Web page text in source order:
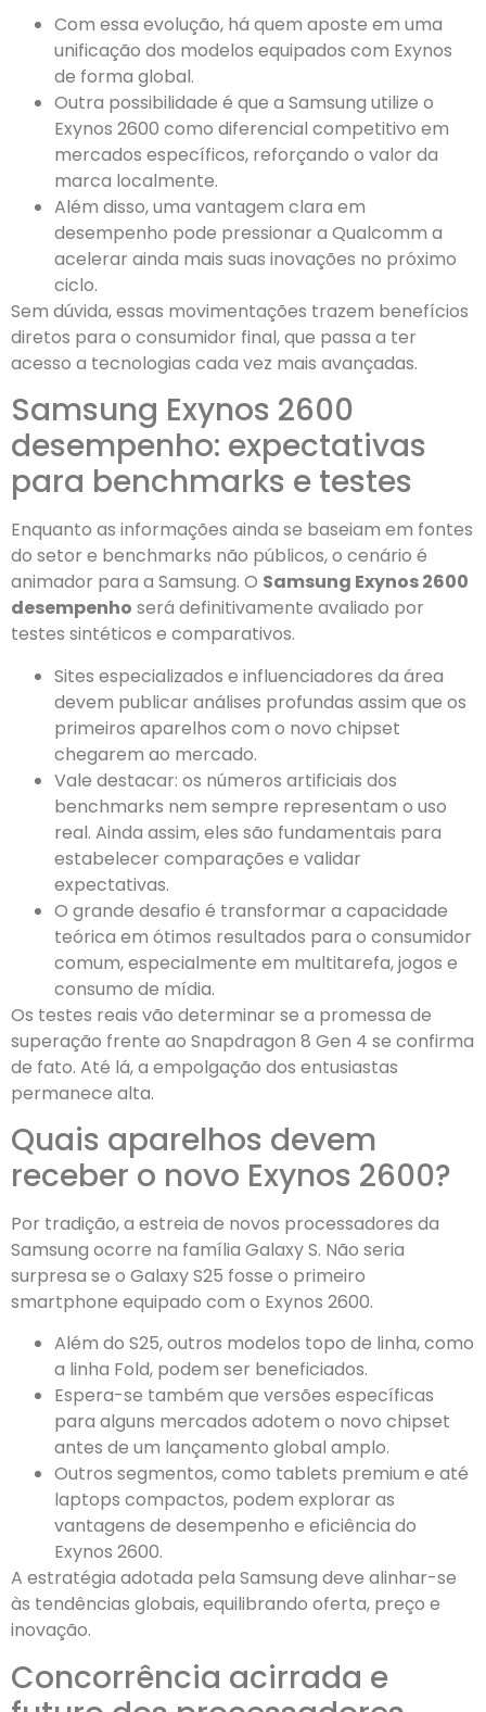
Com essa evolução, há quem aposte em uma
unificação dos modelos equipados com Exynos
de forma global.
Outra possibilidade é que a Samsung utilize o
Exynos 2600 como diferencial competitivo em
mercados específicos, reforçando o valor da
marca localmente.
Além disso, uma vantagem clara em
desempenho pode pressionar a Qualcomm a
acelerar ainda mais suas inovações no próximo
ciclo.
Sem dúvida, essas movimentações trazem benefícios
diretos para o consumidor final, que passa a ter
acesso a tecnologias cada vez mais avançadas.
Samsung Exynos 2600
desempenho: expectativas
para benchmarks e testes
Enquanto as informações ainda se baseiam em fontes
do setor e benchmarks não públicos, o cenário é
animador para a Samsung. O Samsung Exynos 2600
desempenho será definitivamente avaliado por
testes sintéticos e comparativos.
Sites especializados e influenciadores da área
devem publicar análises profundas assim que os
primeiros aparelhos com o novo chipset
chegarem ao mercado.
Vale destacar: os números artificiais dos
benchmarks nem sempre representam o uso
real. Ainda assim, eles são fundamentais para
estabelecer comparações e validar
expectativas.
O grande desafio é transformar a capacidade
teórica em ótimos resultados para o consumidor
comum, especialmente em multitarefa, jogos e
consumo de mídia.
Os testes reais vão determinar se a promessa de
superação frente ao Snapdragon 8 Gen 4 se confirma
de fato. Até lá, a empolgação dos entusiastas
permanece alta.
Quais aparelhos devem
receber o novo Exynos 2600?
Por tradição, a estreia de novos processadores da
Samsung ocorre na família Galaxy S. Não seria
surpresa se o Galaxy S25 fosse o primeiro
smartphone equipado com o Exynos 2600.
Além do S25, outros modelos topo de linha, como
a linha Fold, podem ser beneficiados.
Espera-se também que versões específicas
para alguns mercados adotem o novo chipset
antes de um lançamento global amplo.
Outros segmentos, como tablets premium e até
laptops compactos, podem explorar as
vantagens de desempenho e eficiência do
Exynos 2600.
A estratégia adotada pela Samsung deve alinhar-se
às tendências globais, equilibrando oferta, preço e
inovação.
Concorrência acirrada e